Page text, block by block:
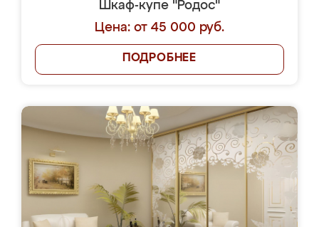
Шкаф-купе "Родос"
Цена: от 45 000 руб.
ПОДРОБНЕЕ